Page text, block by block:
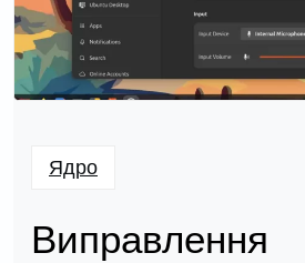
Ядро